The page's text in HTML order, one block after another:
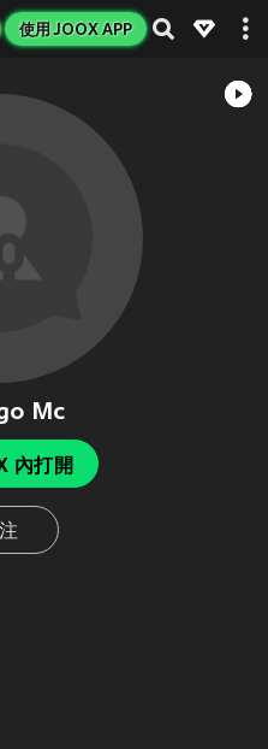
使用 JOOX APP
Mc
內打開